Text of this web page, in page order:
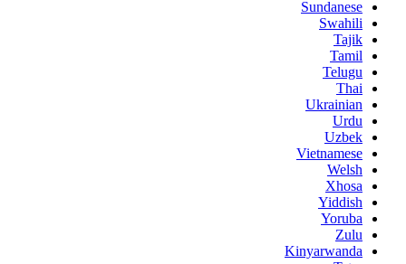
Sundanese
Swahili
Tajik
Tamil
Telugu
Thai
Ukrainian
Urdu
Uzbek
Vietnamese
Welsh
Xhosa
Yiddish
Yoruba
Zulu
Kinyarwanda